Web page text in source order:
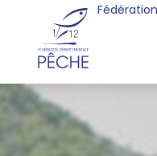
Cookies management